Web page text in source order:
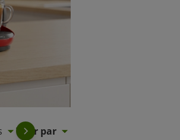
Trier par